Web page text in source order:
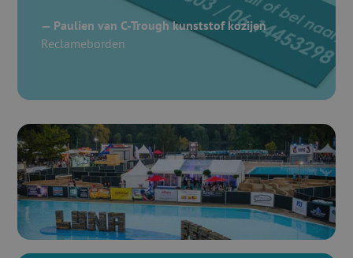
— Paulien van C-Trough kunststof kozijen
Reclameborden